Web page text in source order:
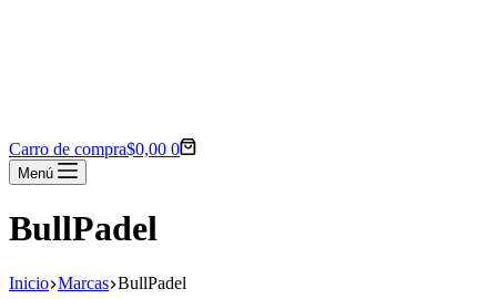
Carro de compra$0,00 0
Menú
BullPadel
Inicio Marcas BullPadel